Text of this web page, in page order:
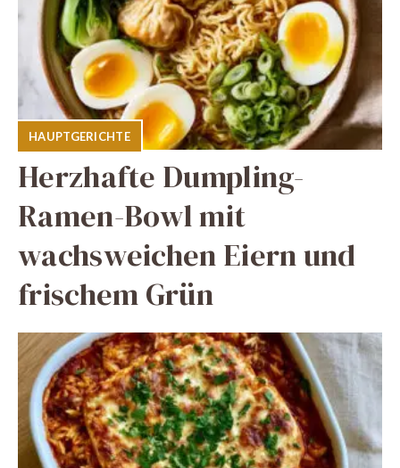
HAUPTGERICHTE
Herzhafte Dumpling-
Ramen-Bowl mit
wachsweichen Eiern und
frischem Grün